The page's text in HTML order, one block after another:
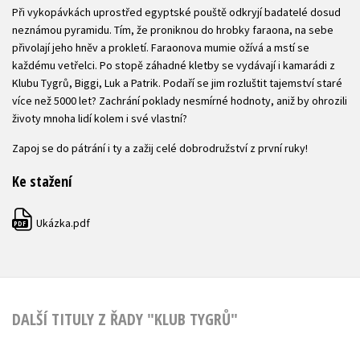
Při vykopávkách uprostřed egyptské pouště odkryjí badatelé dosud
neznámou pyramidu. Tím, že proniknou do hrobky faraona, na sebe
přivolají jeho hněv a prokletí. Faraonova mumie ožívá a mstí se
každému vetřelci. Po stopě záhadné kletby se vydávají i kamarádi z
Klubu Tygrů, Biggi, Luk a Patrik. Podaří se jim rozluštit tajemství staré
více než 5000 let? Zachrání poklady nesmírné hodnoty, aniž by ohrozili
životy mnoha lidí kolem i své vlastní?
Zapoj se do pátrání i ty a zažij celé dobrodružství z první ruky!
Ke stažení
PDF Ukázka.pdf
DALŠÍ TITULY Z ŘADY "KLUB TYGRŮ"